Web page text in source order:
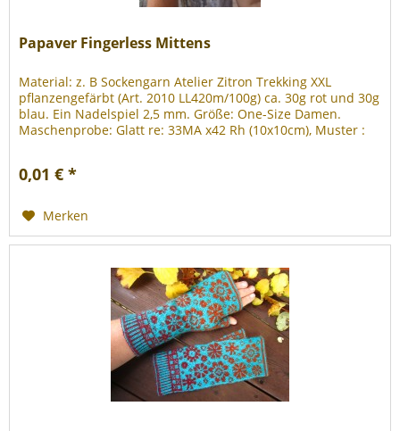
Papaver Fingerless Mittens
Material: z. B Sockengarn Atelier Zitron Trekking XXL
pflanzengefärbt (Art. 2010 LL420m/100g) ca. 30g rot und 30g
blau. Ein Nadelspiel 2,5 mm. Größe: One-Size Damen.
Maschenprobe: Glatt re: 33MA x42 Rh (10x10cm), Muster :
0,01 € *
Merken